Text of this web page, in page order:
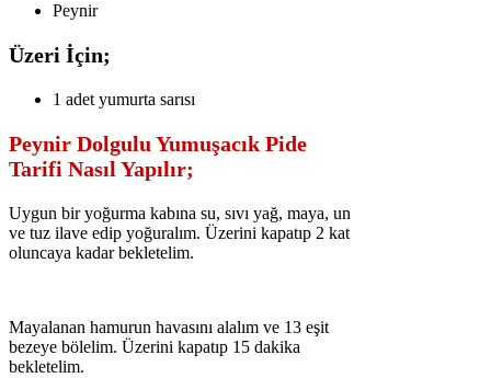
Peynir
Üzeri İçin;
1 adet yumurta sarısı
Peynir Dolgulu Yumuşacık Pide
Tarifi Nasıl Yapılır;
Uygun bir yoğurma kabına su, sıvı yağ, maya, un
ve tuz ilave edip yoğuralım. Üzerini kapatıp 2 kat
oluncaya kadar bekletelim.
Mayalanan hamurun havasını alalım ve 13 eşit
bezeye bölelim. Üzerini kapatıp 15 dakika
bekletelim.